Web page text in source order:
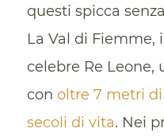
questi spicca
La Val di Fiemme,
celebre Re Leone,
con oltre 7 metri
secoli di vita. Nei